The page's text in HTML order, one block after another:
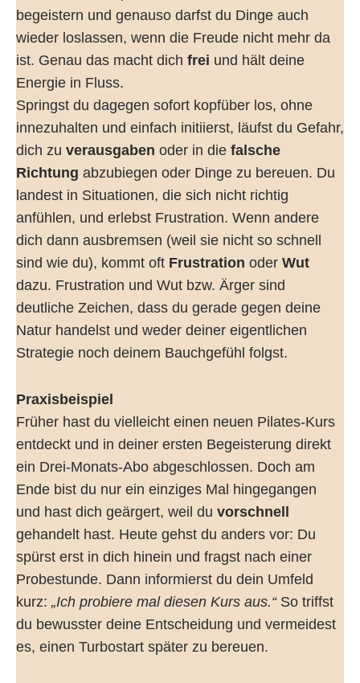
begeistern und genauso darfst du Dinge auch
wieder loslassen, wenn die Freude nicht mehr da
ist. Genau das macht dich frei und hält deine
Energie in Fluss.
Springst du dagegen sofort kopfüber los, ohne
innezuhalten und einfach initiierst, läufst du Gefahr,
dich zu verausgaben oder in die falsche
Richtung abzubiegen oder Dinge zu bereuen. Du
landest in Situationen, die sich nicht richtig
anfühlen, und erlebst Frustration. Wenn andere
dich dann ausbremsen (weil sie nicht so schnell
sind wie du), kommt oft Frustration oder Wut
dazu. Frustration und Wut bzw. Ärger sind
deutliche Zeichen, dass du gerade gegen deine
Natur handelst und weder deiner eigentlichen
Strategie noch deinem Bauchgefühl folgst.
Praxisbeispiel
Früher hast du vielleicht einen neuen Pilates-Kurs
entdeckt und in deiner ersten Begeisterung direkt
ein Drei-Monats-Abo abgeschlossen. Doch am
Ende bist du nur ein einziges Mal hingegangen
und hast dich geärgert, weil du vorschnell
gehandelt hast. Heute gehst du anders vor: Du
spürst erst in dich hinein und fragst nach einer
Probestunde. Dann informierst du dein Umfeld
kurz: „Ich probiere mal diesen Kurs aus.“So triffst
du bewusster deine Entscheidung und vermeidest
es, einen Turbostart später zu bereuen.